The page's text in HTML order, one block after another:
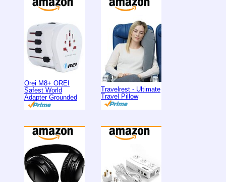
Orei M8+ OREI
Safest World
Adapter Grounded
Travelrest - Ultimate
Travel Pillow